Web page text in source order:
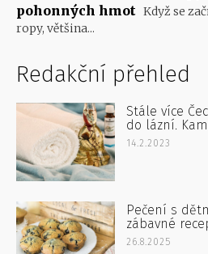
pohonných hmot Když se
ropy, většina...
Redakční přehled
Stále více
do lázní.
14.2.2023
Pečení s
zábavné
26.8.2025